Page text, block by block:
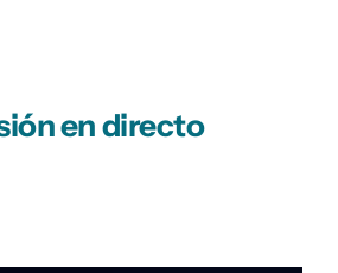
en directo